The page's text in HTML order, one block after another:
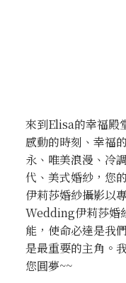
來到Elisa的幸福殿
感動的時刻、幸福
永、唯美浪漫、冷
代、美式婚紗，您
伊莉莎婚紗攝影以
Wedding伊莉莎婚
能，使命必達是我
是最重要的主角。
您圓夢~~